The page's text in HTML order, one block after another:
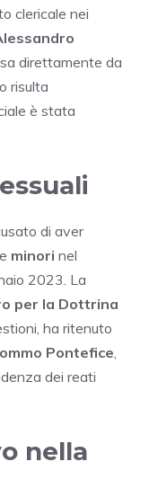
clericale nei
direttamente da
risulta
è stata
di aver
minori nel
2023. La
per la Dottrina
ha ritenuto
Pontefice,
dei reati
nella